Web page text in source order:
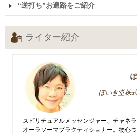
“逆打ち”お遍路をご紹介
ライター紹介
ぽいき堂株
スピリチュアルメッセンジャー、チャネ
オーラソーマプラクティショナー。物心